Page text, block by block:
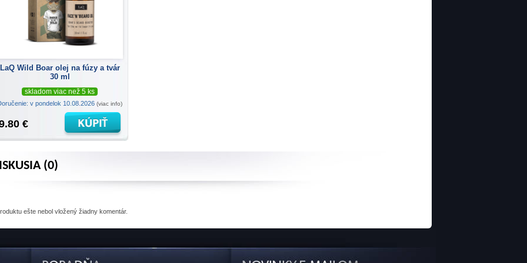
LaQ Wild Boar olej na fúzy a tvár
30 ml
skladom viac než 5 ks
v pondelok 10.08.2026 (viac info)
€
(0)
ešte nebol vložený žiadny komentár.